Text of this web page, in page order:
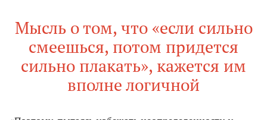
Мысль о том, что «если сильно
смеешься, потом придется
сильно плакать», кажется им
вполне логичной